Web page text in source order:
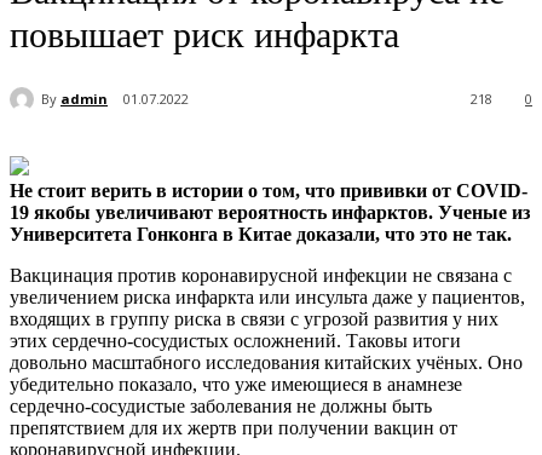
повышает риск инфаркта
By admin 01.07.2022 0
218
Не стоит верить в истории о том, что прививки от COVID-
19 якобы увеличивают вероятность инфарктов. Ученые из
Университета Гонконга в Китае доказали, что это не так.
Вакцинация против коронавирусной инфекции не связана с
увеличением риска инфаркта или инсульта даже у пациентов,
входящих в группу риска в связи с угрозой развития у них
этих сердечно-сосудистых осложнений. Таковы итоги
довольно масштабного исследования китайских учёных. Оно
убедительно показало, что уже имеющиеся в анамнезе
сердечно-сосудистые заболевания не должны быть
препятствием для их жертв при получении вакцин от
коронавирусной инфекции.